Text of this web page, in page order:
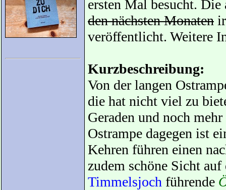
ersten Mal besucht.
den nächsten Monaten
veröffentlicht. Weitere
Kurzbeschreibung:
Von der langen
die hat nicht viel zu
Geraden und noch
Ostrampe dagegen ist
Kehren führen einen
zudem schöne Sicht
Timmelsjoch führende